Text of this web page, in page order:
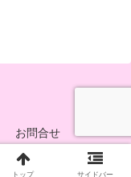
お問合せ
トップ サイドバー